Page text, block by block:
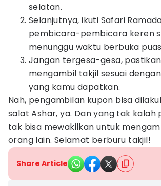
selatan.
Selanjutnya, ikuti Safari
pembicara-pembicara keren
menunggu waktu berbuka
Jangan tergesa-gesa,
mengambil takjil sesuai
yang kamu dapatkan.
Nah, pengambilan kupon bisa
salat Ashar, ya. Dan yang tak kalah
tak bisa mewakilkan untuk
orang lain. Selamat berburu takjil!
Share Article